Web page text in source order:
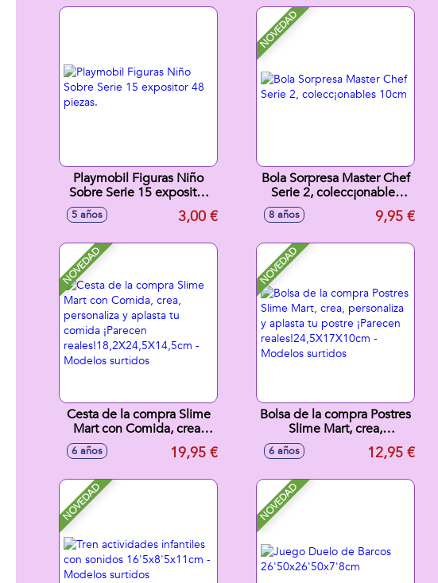
Playmobil Figuras Niño
Sobre Serie 15 expositor
5 años 3,00 €
NOVEDAD
Bola Sorpresa Master Chef
Serie 2, colecc¡onables
8 años 9,95 €
NOVEDAD
Cesta de la compra Slime
Mart con Comida, crea,
personaliza y aplasta tu
comida ¡Parecen
Modelos surtidos
6 años 19,95 €
NOVEDAD
Bolsa de la compra Postres
Slime Mart, crea,
personaliza y aplasta tu
postre ¡Parecen
Modelos surtidos
6 años 12,95 €
NOVEDAD NOVEDAD